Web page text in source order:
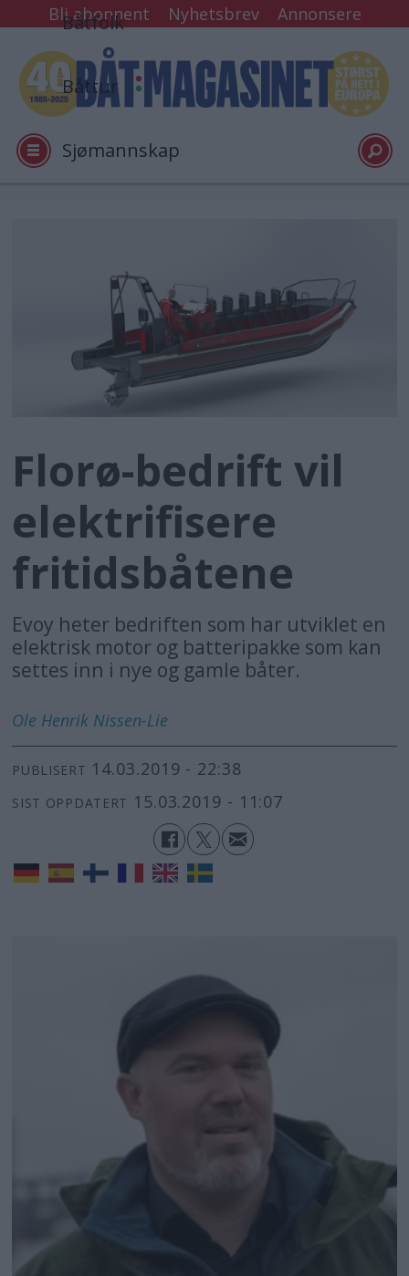
Bli abonnent Nyhetsbrev Annonsere
Båtfolk
Båttur
Sjømannskap
Video
Florø-bedrift vil
elektrifisere
fritidsbåtene
Evoy heter bedriften som har utviklet en
elektrisk motor og batteripakke som kan
settes inn i nye og gamle båter.
Ole Henrik Nissen-Lie
PUBLISERT 14.03.2019 - 22:38
SIST OPPDATERT 15.03.2019 - 11:07